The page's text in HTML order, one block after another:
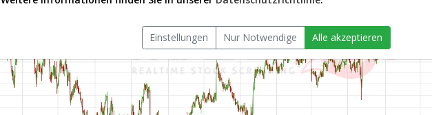
Einstellungen Nur Notwendige Alle akzeptieren